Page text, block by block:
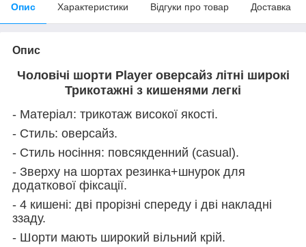
Опис Характеристики Відгуки про товар Доставка
Опис
Чоловічі шорти Player оверсайз літні широкі
Трикотажні з кишенями легкі
- Матеріал: трикотаж високої якості.
- Стиль: оверсайз.
- Стиль носіння: повсякденний (casual).
- Зверху на шортах резинка+шнурок для
додаткової фіксації.
- 4 кишені: дві прорізні спереду і дві накладні
ззаду.
- Шорти мають широкий вільний крій.